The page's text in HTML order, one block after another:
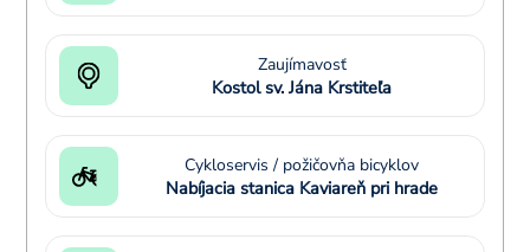
Zaujímavosť
Kostol sv. Jána Krstiteľa
Cykloservis / požičovňa bicyklov
Nabíjacia stanica Kaviareň pri hrade